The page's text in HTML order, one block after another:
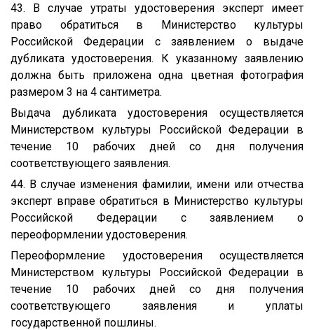
43. В случае утраты удостоверения эксперт имеет
право обратиться в Министерство культуры
Российской Федерации с заявлением о выдаче
дубликата удостоверения. К указанному заявлению
должна быть приложена одна цветная фотография
размером 3 на 4 сантиметра.
Выдача дубликата удостоверения осуществляется
Министерством культуры Российской Федерации в
течение 10 рабочих дней со дня получения
соответствующего заявления.
44. В случае изменения фамилии, имени или отчества
эксперт вправе обратиться в Министерство культуры
Российской Федерации с заявлением о
переоформлении удостоверения.
Переоформление удостоверения осуществляется
Министерством культуры Российской Федерации в
течение 10 рабочих дней со дня получения
соответствующего заявления и уплаты
государственной пошлины.